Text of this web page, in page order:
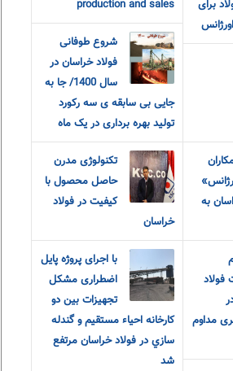
برای
production and sales
شروع طوفانی
فولاد خراسان در
سال 1400/ جا به
جایی بی سابقه ی سه رکورد
تولید بهره برداری در یک ماه
به
تکنولوژی مدرن
حاصل محصول با
کیفیت در فولاد
خراسان
فولاد
مداوم
با اجرای پروژه پایل
اضطراری مشکل
تجهيزات بين دو
كارخانه احياء مستقيم و گندله
سازي در فولاد خراسان مرتفع
شد